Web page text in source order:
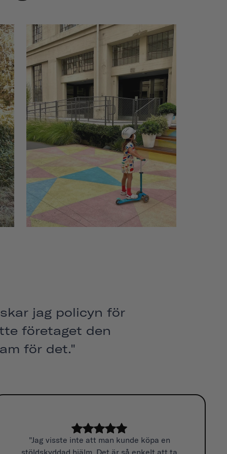
jag policyn för
företaget den
för det."
"Jag visste inte att man kunde köpa en
stöldskyddad hjälm. Det är så enkelt att ta